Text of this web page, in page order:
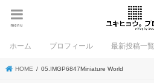
menu
ホーム プロフィール 最新投稿一覧
HOME 05.IMGP6847Miniature World